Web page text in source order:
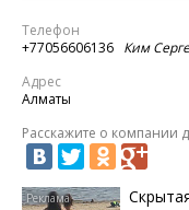
Телефон
+77056606136 Ким
Адрес
Алматы
Расскажите о компании